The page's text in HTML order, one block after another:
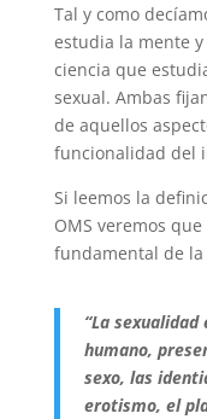
Tal y como
estudia la mente y
ciencia que
sexual. Ambas
de aquellos
funcionalidad del
Si leemos la
OMS veremos
fundamental de la
“La
humano,
sexo, las
erotismo, el